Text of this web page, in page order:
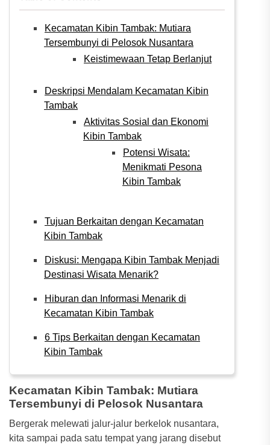
Kecamatan Kibin Tambak: Mutiara
Tersembunyi di Pelosok Nusantara
Keistimewaan Tetap Berlanjut
Deskripsi Mendalam Kecamatan Kibin
Tambak
Aktivitas Sosial dan Ekonomi
Kibin Tambak
Potensi Wisata:
Menikmati Pesona
Kibin Tambak
Tujuan Berkaitan dengan Kecamatan
Kibin Tambak
Diskusi: Mengapa Kibin Tambak Menjadi
Destinasi Wisata Menarik?
Hiburan dan Informasi Menarik di
Kecamatan Kibin Tambak
6 Tips Berkaitan dengan Kecamatan
Kibin Tambak
Kecamatan Kibin Tambak: Mutiara
Tersembunyi di Pelosok Nusantara
Bergerak melewati jalur-jalur berkelok nusantara,
kita sampai pada satu tempat yang jarang disebut